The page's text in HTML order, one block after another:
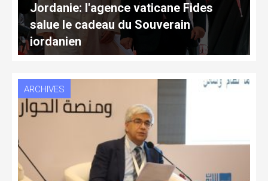
Jordanie: l'agence vaticane Fides
salue le cadeau du Souverain
jordanien
ARCHIVES